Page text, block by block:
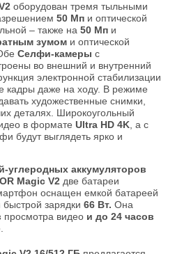
оборудован тремя тыльными
50 Мп и оптической
– также на 50 Мп и
зумом и оптической
Селфи-камеры с
во внешний и внутренний
электронной стабилизации
кадры даже на ходу. В режиме
художественные снимки,
деталях. Широкоугольный
в формате Ultra HD 4K, а с
будут выглядеть ярко и
углеродных аккумуляторов
Magic V2 две батареи
оснащен емкой батареей
зарядки 66 Вт. Она
просмотра видео и до 24 часов